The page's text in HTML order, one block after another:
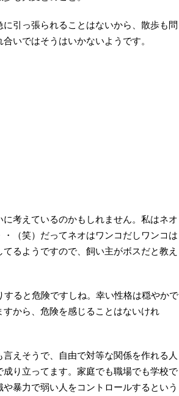
引っ張られることはないから、散歩も問
いではそうはいかないようです。
考えているのかもしれません。私はネオ
（笑）だってネオはワンコだしワンコは
るようですので、飼い主がボスだと教え
ると危険ですしね。幸い性格は穏やかで
から、危険を感じることはないけれ
えそうで、自由で対等な関係を作れる人
り立ってます。家庭でも職場でも学校で
暴力で弱い人をコントロールするという